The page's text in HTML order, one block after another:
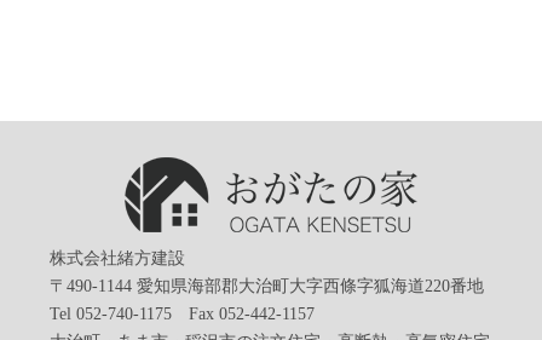
株式会社緒方建設
〒490-1144 愛知県海部郡大治町大字西條字狐海道220番地
Tel 052-740-1175 Fax 052-442-1157